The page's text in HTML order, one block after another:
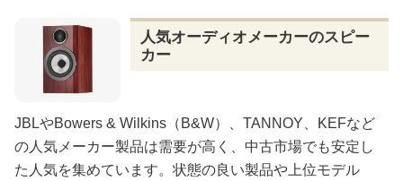
人気オーディオメーカーのスピー
カー
JBLやBowers & Wilkins（B&W）、TANNOY、KEFなど
の人気メーカー製品は需要が高く、中古市場でも安定し
た人気を集めています。状態の良い製品や上位モデル